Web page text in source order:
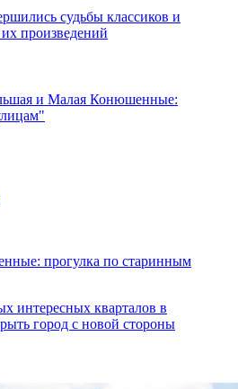
судьбы классиков и
произведений
прогулка по старинным
интересных кварталов в
город с новой стороны